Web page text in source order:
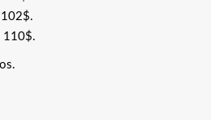
102$.
110$.